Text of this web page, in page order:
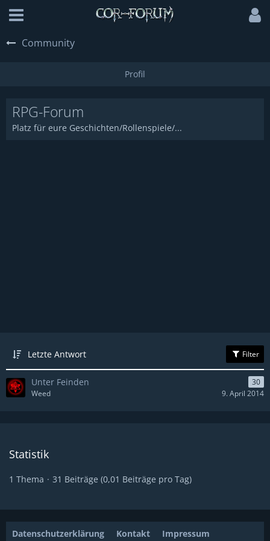
Community
RPG-Forum
Platz für eure Geschichten/Rollenspiele/...
Letzte Antwort Filter
Unter Feinden
30
Weed
9. April 2014
Statistik
1 Thema 31 Beiträge (0,01 Beiträge pro Tag)
Datenschutzerklärung Kontakt Impressum